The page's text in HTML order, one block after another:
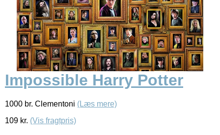
Impossible Harry Potter
1000 br. Clementoni (Læs mere)
109 kr. (Vis fragtpris)